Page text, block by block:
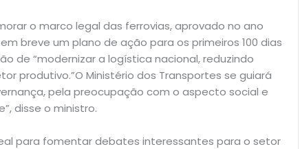
o marco legal das ferrovias, aprovado no ano
breve um plano de ação para os primeiros 100 dias
de “modernizar a logística nacional, reduzindo
produtivo.”O Ministério dos Transportes se guiará
pela preocupação com o aspecto social e
disse o ministro.
para fomentar debates interessantes para o setor